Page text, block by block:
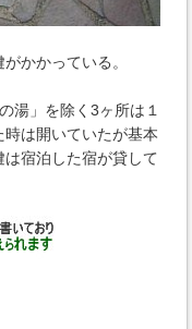
かかっている。
湯」を除く3ヶ所は１
は開いていたが基本
宿泊した宿が貸して